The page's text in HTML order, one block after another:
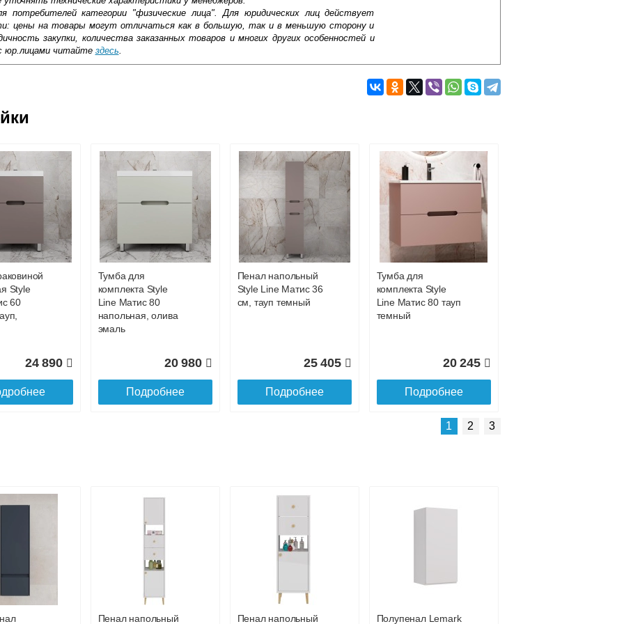
категории "физические лица". Для юридических лиц действует
цены на товары могут отличаться как в большую, так и в меньшую сторону и
закупки, количества заказанных товаров и многих других особенностей и
юр.лицами читайте здесь
баланс между эргономикой, эстетичностью и практичностью. И чтобы добиться этого, нужно купить
подвесной Монако PLUS 36 Ориноко, белый лакобель — оптимальное решение, как для маленького
и высокой стойкостью к агрессии среды (постоянной смене температурно-влажностного режима). Такие
ее не только удобной, но и уютной.
области
до подъезда
Подробнее о доставке
как при доставке, так и самовывозом
Web-money, Qiwi-кошельки и другие).
с НДС)подробнее...
Подробнее об оплате
Style
60
24 890
Тумба для
комплекта Style
Line Матис 80
напольная, олива
эмаль
20 980
Подробнее
Пенал напольный
Style Line Матис 36
см, тауп темный
25 405
Подробнее
Тумба для
комплекта Style
Line Матис 80 тауп
темный
20 245
Подробнее
80
напольная Style
крем эмаль
Тумба для
Line Матис 60,
олива эмаль
1 2 3
Пенал напольный
Пенал напольный
Полупенал Lemark